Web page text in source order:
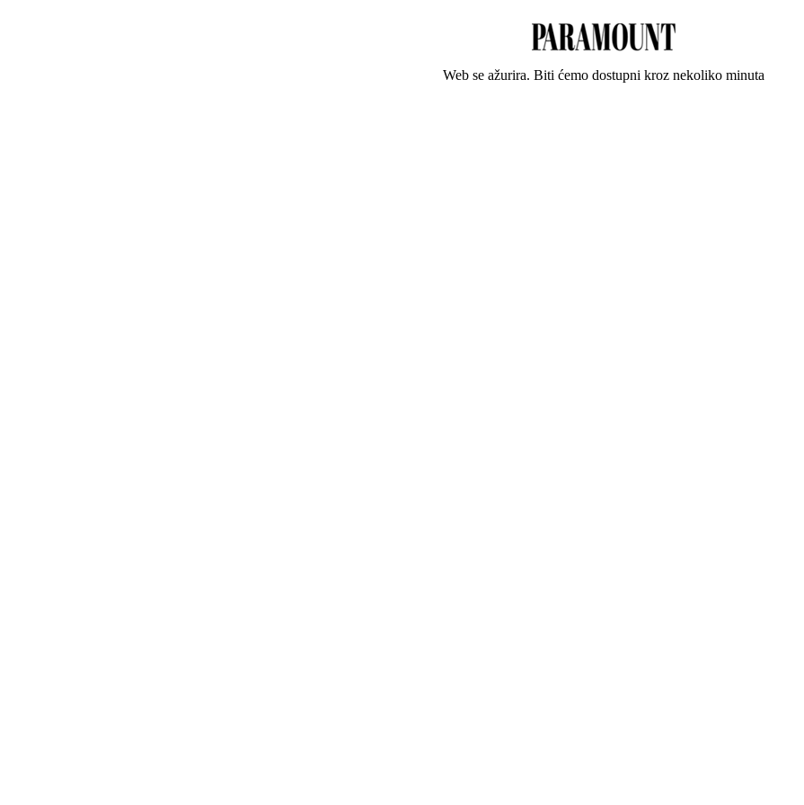
Web se ažurira. Biti ćemo dostupni kroz nekoliko minuta